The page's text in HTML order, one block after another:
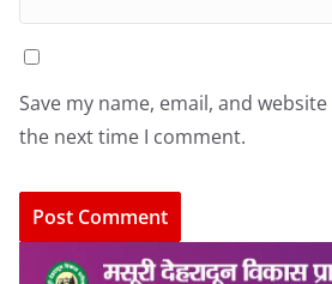
Save my name, email, and
the next time I comment.